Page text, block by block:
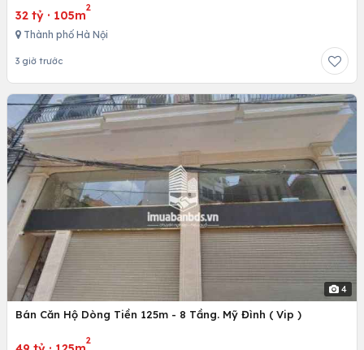
32 tỷ · 105m
2
Thành phố Hà Nội
3 giờ trước
4
Bán Căn Hộ Dòng Tiền 125m - 8 Tầng. Mỹ Đình ( Vip )
2